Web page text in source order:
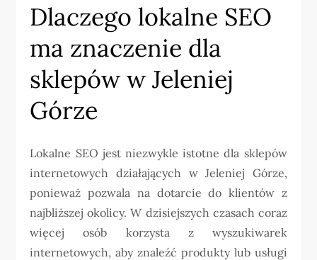
Dlaczego lokalne SEO
ma znaczenie dla
sklepów w Jeleniej
Górze
Lokalne SEO jest niezwykle istotne dla sklepów
internetowych działających w Jeleniej Górze,
ponieważ pozwala na dotarcie do klientów z
najbliższej okolicy. W dzisiejszych czasach coraz
więcej osób korzysta z wyszukiwarek
internetowych, aby znaleźć produkty lub usługi